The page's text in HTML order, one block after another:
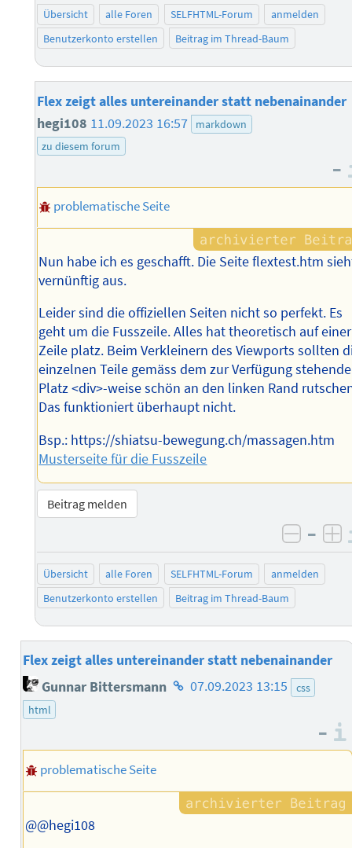
Übersicht alle Foren SELFHTML-Forum
anmelden
Benutzerkonto erstellen
Beitrag im Thread-Baum
Flex zeigt alles untereinander statt nebenainander
hegi108 11.09.2023 16:57
markdown
zu diesem forum
–
problematische Seite
Nun habe ich es geschafft. Die Seite flextest.htm
vernünftig aus.
Leider sind die offiziellen Seiten nicht so perfekt. Es
geht um die Fusszeile. Alles hat theoretisch auf einer
Zeile platz. Beim Verkleinern des Viewports sollten
einzelnen Teile gemäss dem zur Verfügung
Platz <div>-weise schön an den linken Rand
Das funktioniert überhaupt nicht.
Bsp.: https://shiatsu-bewegung.ch/massagen.htm
Musterseite für die Fusszeile
Beitrag melden
–
Übersicht alle Foren SELFHTML-Forum
anmelden
Benutzerkonto erstellen
Beitrag im Thread-Baum
Flex zeigt alles untereinander statt nebenainander
Gunnar Bittersmann Homepage
07.09.2023 13:15
css
html
–
problematische Seite
@@hegi108